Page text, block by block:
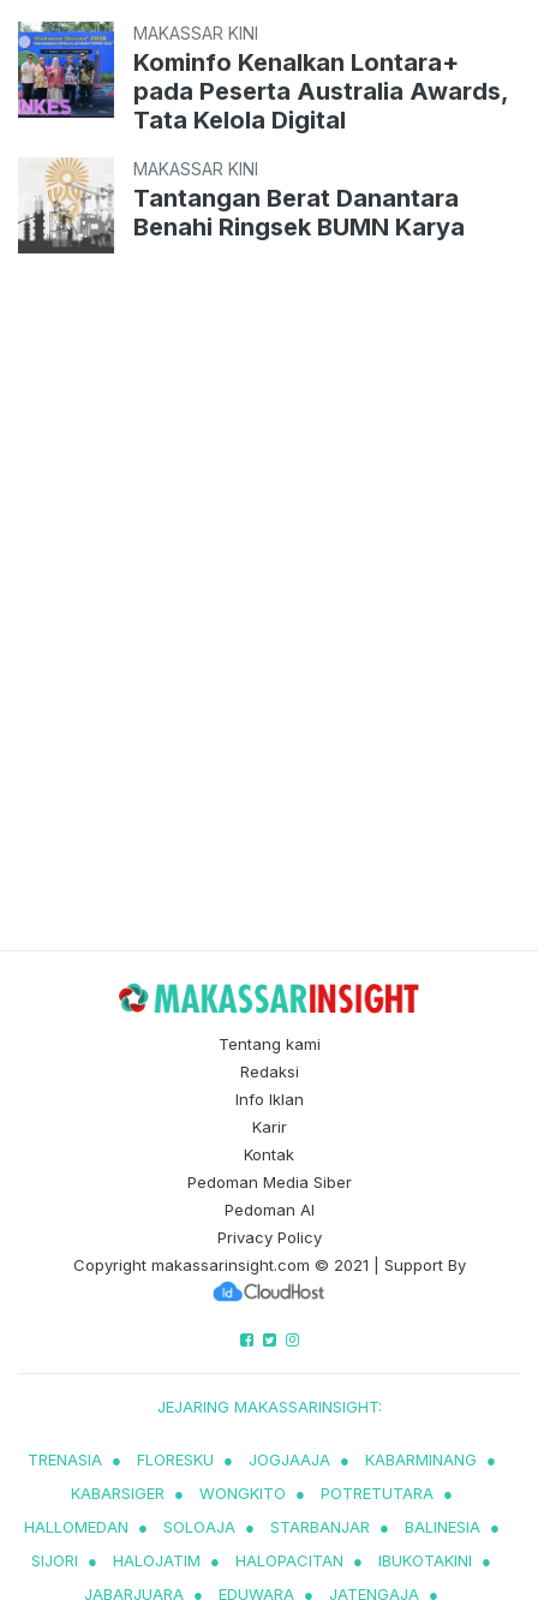
MAKASSAR KINI
Kominfo Kenalkan Lontara+
pada Peserta Australia Awards,
Tata Kelola Digital
MAKASSAR KINI
Tantangan Berat Danantara
Benahi Ringsek BUMN Karya
Tentang kami
Redaksi
Info Iklan
Karir
Kontak
Pedoman Media Siber
Pedoman AI
Privacy Policy
Copyright makassarinsight.com © 2021 | Support By
JEJARING MAKASSARINSIGHT:
TRENASIA ● FLORESKU ● JOGJAAJA ● KABARMINANG
●
KABARSIGER
● WONGKITO ● POTRETUTARA ●
HALLOMEDAN
● SOLOAJA ● STARBANJAR ● BALINESIA ●
SIJORI
● HALOJATIM ● HALOPACITAN ● IBUKOTAKINI
●
JABARJUARA ● EDUWARA ● JATENGAJA ●